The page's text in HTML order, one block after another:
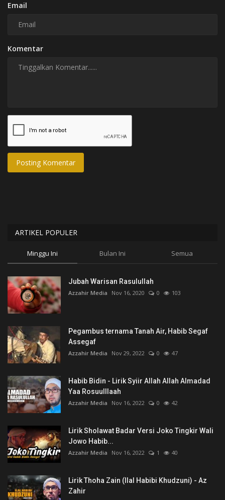
Email
Komentar
Posting Komentar
ARTIKEL POPULER
Minggu Ini Bulan Ini Semua
Jubah Warisan Rasulullah
Azzahir Media Nov 16, 2020 0 103
Pegambus ternama Tanah Air, Habib Segaf
Assegaf
Azzahir Media Nov 29, 2022 0 47
Habib Bidin - Lirik Syiir Allah Allah Almadad
Yaa Rosuulllaah
Azzahir Media Nov 16, 2022 0 42
Lirik Sholawat Badar Versi Joko Tingkir Wali
Jowo Habib...
Azzahir Media Nov 16, 2022 1 40
Lirik Thoha Zain (Ilal Habibi Khudzuni) - Az
Zahir